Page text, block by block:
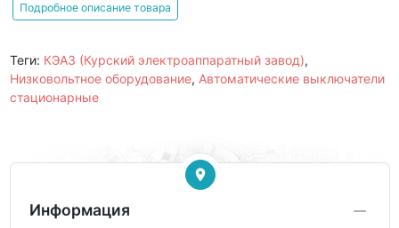
Подробное описание товара
Теги: КЭАЗ (Курский электроаппаратный завод),
Низковольтное оборудование, Автоматические выключатели
стационарные
Информация